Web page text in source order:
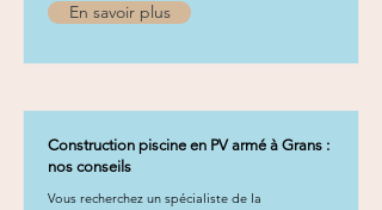
En savoir plus
Construction piscine en PV armé à Grans :
nos conseils
Vous recherchez un spécialiste de la